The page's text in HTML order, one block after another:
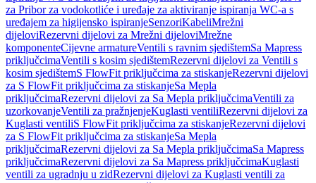
za Pribor za vodokotliće i uređaje za aktiviranje ispiranja WC-a s
uređajem za higijensko ispiranjeSenzoriKabeliMrežni
dijeloviRezervni dijelovi za Mrežni dijeloviMrežne
komponenteCijevne armatureVentili s ravnim sjedištemSa Mapress
priključcimaVentili s kosim sjedištemRezervni dijelovi za Ventili s
kosim sjedištemS FlowFit priključcima za stiskanjeRezervni dijelovi
za S FlowFit priključcima za stiskanjeSa Mepla
priključcimaRezervni dijelovi za Sa Mepla priključcimaVentili za
uzorkovanjeVentili za pražnjenjeKuglasti ventiliRezervni dijelovi za
Kuglasti ventiliS FlowFit priključcima za stiskanjeRezervni dijelovi
za S FlowFit priključcima za stiskanjeSa Mepla
priključcimaRezervni dijelovi za Sa Mepla priključcimaSa Mapress
priključcimaRezervni dijelovi za Sa Mapress priključcimaKuglasti
ventili za ugradnju u zidRezervni dijelovi za Kuglasti ventili za